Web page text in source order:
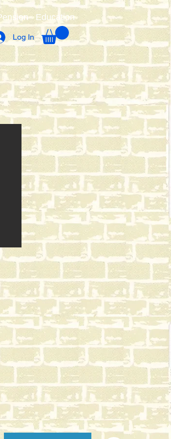
Education
Log In